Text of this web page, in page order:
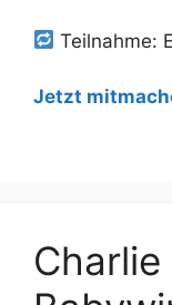
Teilnahme:
Jetzt